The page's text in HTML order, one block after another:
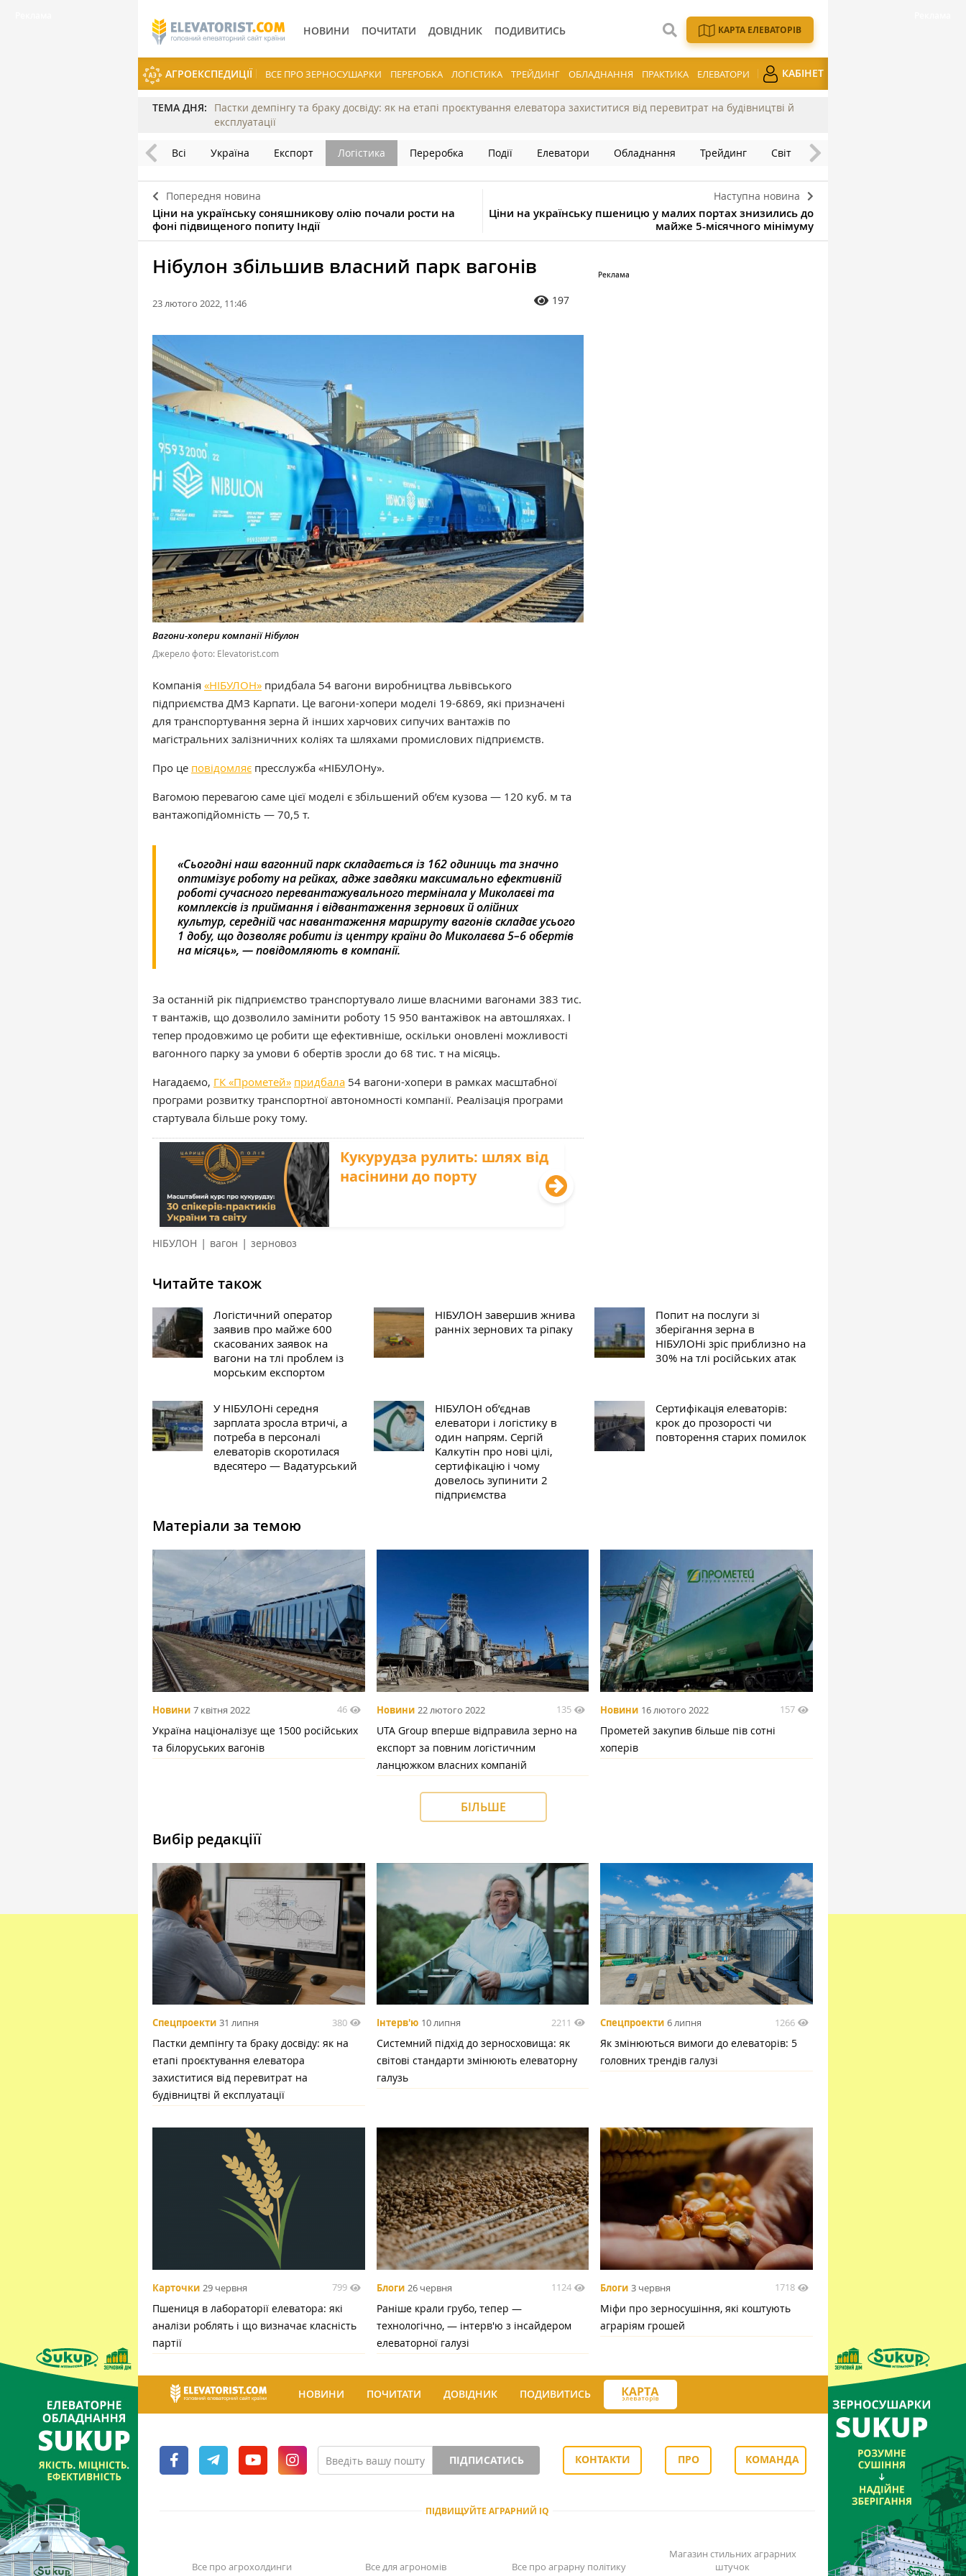
НОВИНИ ПОЧИТАТИ ДОВІДНИК ПОДИВИТИСЬ КАРТА ЕЛЕВАТОРІВ
АГРОЕКСПЕДИЦІЇ ВСЕ ПРО ЗЕРНОСУШАРКИ ПЕРЕРОБКА ЛОГІСТИКА ТРЕЙДИНГ ОБЛАДНАННЯ ПРАКТИКА ЕЛЕВАТОРИ КАБІНЕТ
ТЕМА ДНЯ:
Пастки демпінгу та браку досвіду: як на етапі проєктування елеватора захиститися від перевитрат на будівництві й
експлуатації
Всі Україна Експорт Логістика Переробка Події Елеватори Обладнання Трейдинг Світ
Попередня новина
Ціни на українську соняшникову олію почали рости на
фоні підвищеного попиту Індії
Наступна новина
Ціни на українську пшеницю у малих портах знизились до
майже 5-місячного мінімуму
Нібулон збільшив власний парк вагонів
23 лютого 2022, 11:46 197
Вагони-хопери компанії Нібулон
Джерело фото: Еlevatorist.com
Компанія «НІБУЛОН» придбала 54 вагони виробництва львівського
підприємства ДМЗ Карпати. Це вагони-хопери моделі 19-6869, які призначені
для транспортування зерна й інших харчових сипучих вантажів по
магістральних залізничних коліях та шляхами промислових підприємств.
Про це повідомляє пресслужба «НІБУЛОНу».
Вагомою перевагою саме цієї моделі є збільшений об’єм кузова — 120 куб. м та
вантажопідйомність — 70,5 т.
«Сьогодні наш вагонний парк складається із 162 одиниць та значно
оптимізує роботу на рейках, адже завдяки максимально ефективній
роботі сучасного перевантажувального термінала у Миколаєві та
комплексів із приймання і відвантаження зернових й олійних
культур, середній час навантаження маршруту вагонів складає усього
1 добу, що дозволяє робити із центру країни до Миколаєва 5–6 обертів
на місяць», — повідомляють в компанії.
За останній рік підприємство транспортувало лише власними вагонами 383 тис.
т вантажів, що дозволило замінити роботу 15 950 вантажівок на автошляхах. І
тепер продовжимо це робити ще ефективніше, оскільки оновлені можливості
вагонного парку за умови 6 обертів зросли до 68 тис. т на місяць.
Нагадаємо, ГК «Прометей» придбала 54 вагони-хопери в рамках масштабної
програми розвитку транспортної автономності компанії. Реалізація програми
стартувала більше року тому.
Кукурудза рулить: шлях від
насінини до порту
НІБУЛОН | вагон | зерновоз
Читайте також
Логістичний оператор
заявив про майже 600
скасованих заявок на
вагони на тлі проблем із
морським експортом
НІБУЛОН завершив жнива
ранніх зернових та ріпаку
Попит на послуги зі
зберігання зерна в
НІБУЛОНі зріс приблизно на
30% на тлі російських атак
У НІБУЛОНі середня
зарплата зросла втричі, а
потреба в персоналі
елеваторів скоротилася
вдесятеро — Вадатурський
НІБУЛОН об’єднав
елеватори і логістику в
один напрям. Сергій
Калкутін про нові цілі,
сертифікацію і чому
довелось зупинити 2
підприємства
Сертифікація елеваторів:
крок до прозорості чи
повторення старих помилок
Матеріали за темою
Новини 7 квітня 2022 46
Україна націоналізує ще 1500 російських
та білоруських вагонів
Новини 22 лютого 2022 135
UTA Group вперше відправила зерно на
експорт за повним логістичним
ланцюжком власних компаній
Новини 16 лютого 2022 157
Прометей закупив більше пів сотні
хоперів
БІЛЬШЕ
Вибір редакціїї
Спецпроекти 31 липня 380
Пастки демпінгу та браку досвіду: як на
етапі проєктування елеватора
захиститися від перевитрат на
будівництві й експлуатації
Інтерв'ю 10 липня 2211
Системний підхід до зерносховища: як
світові стандарти змінюють елеваторну
галузь
Спецпроекти 6 липня 1266
Як змінюються вимоги до елеваторів: 5
головних трендів галузі
Карточки 29 червня 799
Пшениця в лабораторії елеватора: які
аналізи роблять і що визначає класність
партії
Блоги 26 червня 1124
Раніше крали грубо, тепер —
технологічно, — інтерв'ю з інсайдером
елеваторної галузі
Блоги 3 червня 1718
Міфи про зерносушіння, які коштують
аграріям грошей
НОВИНИ ПОЧИТАТИ ДОВІДНИК ПОДИВИТИСЬ
ПІДПИСАТИСЬ КОНТАКТИ
ПРО
КОМАНДА
ПІДВИЩУЙТЕ АГРАРНИЙ IQ
Все про агрохолдинги Все для агрономів Все про аграрну політику
Магазин стильних аграрних
штучок